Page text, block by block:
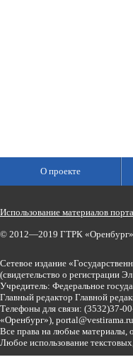
О проекте
Использование материалов
© 2012—2019 ГТРК
Сетевое издание
(свидетельство о регистрации
Учредитель: Федеральное
Главный редактор Главной
Телефоны для связи: (3532)37-
«Оренбург»),
Все права на любые материалы,
Любое использование